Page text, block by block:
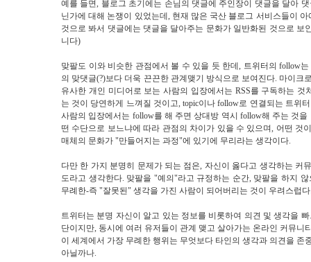
예를 들면, 블로그 초기에는 손님의 댓글에 주인장이 댓글을 달아
닌가에 대해 논쟁이 있었는데, 현재 많은 국산 블로그 서비스들이
것으로 봐서 댓글에는 댓글을 달아주는 문화가 일반화된 것으로 보
니다)
맞팔도 이와 비슷한 관점에서 볼 수 있을 듯 한데, 트위터의 follow
의 맞댓글(?)보다 더욱 끈끈한 관계맺기 방식으로 보여진다. 마이크
유사한 개인 미디어로 보는 사람의 입장에서는 RSS를 구독하는
는 것이 당연하게 느껴질 것이고, topic이나 follow로 연결되는 트위
사람의 입장에서는 follow를 해 주면 상대방 역시 follow해 주는 것
떤 수단으로 보느냐에 따라 관점의 차이가 있을 수 있으며, 어떤 것
매체의 문화가 "만들어지는 과정"에 있기에 무리라는 생각이다.
다만 한 가지 분명히 문제가 되는 점은, 자신이 옳다고 생각하는 커
도라고 생각한다. 맞팔을 "예의"라고 규정하는 순간, 맞팔을 하지
무례한-즉 "잘못된" 생각을 가진 사람이 되어버리는 것이 우려스럽
트위터는 분명 자신이 알고 있는 정보를 비롯하여 의견 및 생각을
단이지만, 동시에 여러 유저들이 관계 맺고 살아가는 온라인 커뮤니
이 세계에서 가장 무례한 행위는 무엇보다 타인의 생각과 의견을 존
아닐까나.